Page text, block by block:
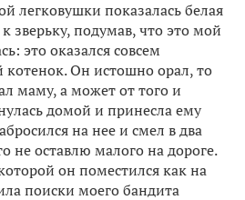
легковушки показалась белая
зверьку, подумав, что это мой
это оказался совсем
Он истошно орал, то
маму, а может от того и
домой и принесла ему
на нее и смел в два
не оставлю малого на дороге.
он поместился как на
поиски моего бандита